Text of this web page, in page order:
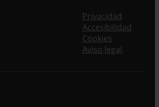
completar este formulario.
de alta en nuestra base de
de todas las novedades.
Privacidad
Accesibilidad
Cookies
Aviso legal